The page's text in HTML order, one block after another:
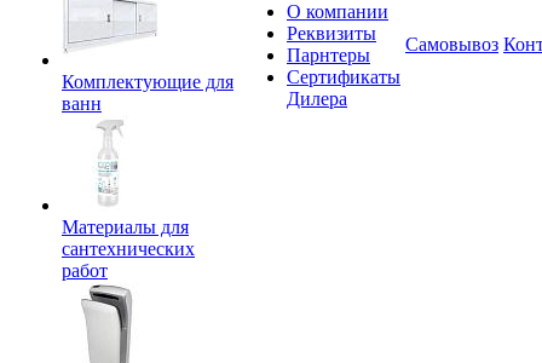
Комплектующие для
ванн
Материалы для
сантехнических
работ
О компании
Реквизиты
Парнтеры
Сертификаты
Дилера
Самовывоз